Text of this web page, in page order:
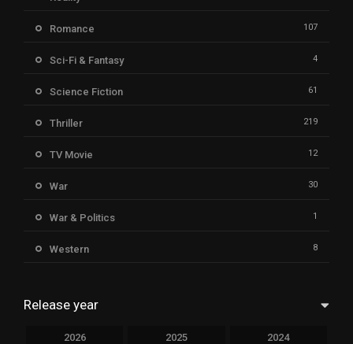
Romance 107
Sci-Fi & Fantasy 4
Science Fiction 61
Thriller 219
TV Movie 12
War 30
War & Politics 1
Western 8
Release year
2026 2025 2024